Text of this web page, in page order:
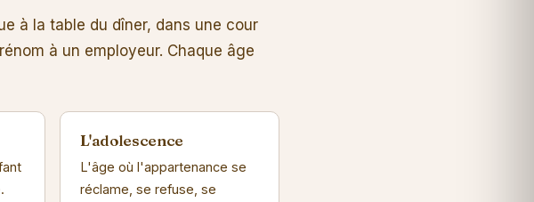
à la table du dîner, dans une cour
à un employeur. Chaque âge
L'adolescence
L'âge où l'appartenance se
réclame, se refuse, se